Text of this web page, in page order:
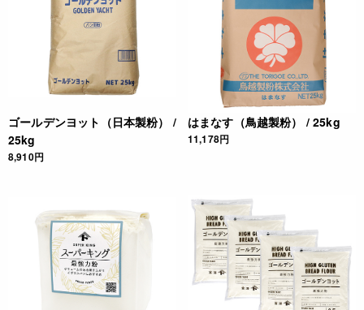
ゴールデンヨット（日本製粉） /
25kg
8,910円
はまなす（鳥越製粉） / 25kg
11,178円